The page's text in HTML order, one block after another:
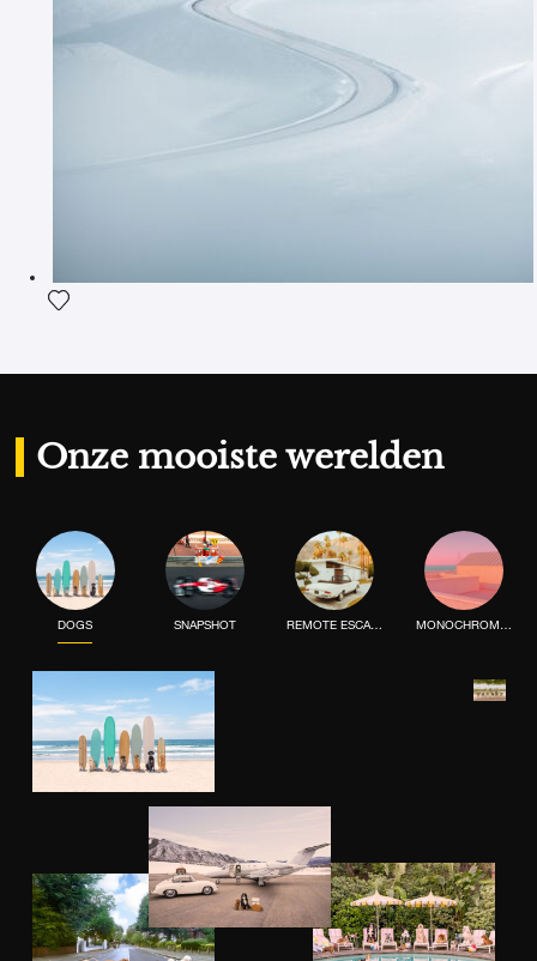
Onze mooiste werelden
DOGS SNAPSHOT REMOTE ESCAPE MONOCHROME MOOD